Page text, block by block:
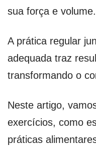
sua força e volume.
A prática regular
adequada traz
transformando o
Neste artigo,
exercícios, como
práticas